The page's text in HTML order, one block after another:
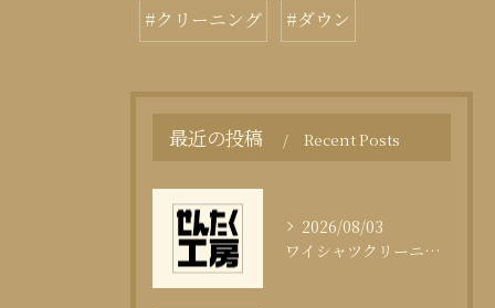
#クリーニング #ダウン
最近の投稿 Recent Posts
2026/08/03
ワイシャツクリーニング頻度と清潔感の科学